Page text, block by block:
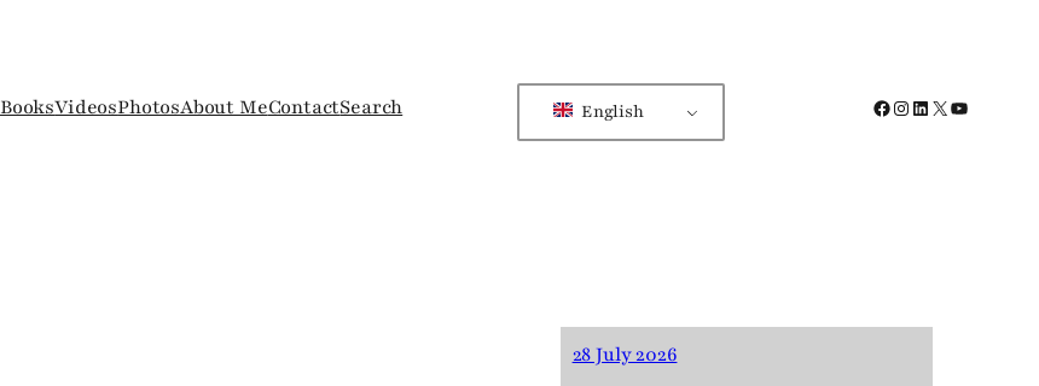
BooksVideosPhotosAbout MeContactSearch English Facebook
Instagram
LinkedIn
X YouTube
28 July 2026